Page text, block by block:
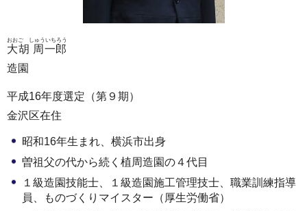
大胡 周一郎
おおご しゅういちろう
造園
平成16年度選定（第９期）
金沢区在住
昭和16年生まれ、横浜市出身
曽祖父の代から続く植周造園の４代目
１級造園技能士、１級造園施工管理技士、職業訓練指導
員、ものづくりマイスター（厚生労働省）